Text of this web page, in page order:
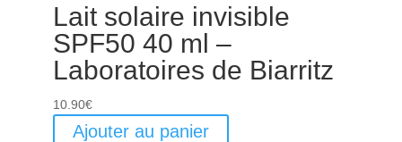
Lait solaire invisible
SPF50 40 ml –
Laboratoires de Biarritz
10.90€
Ajouter au panier